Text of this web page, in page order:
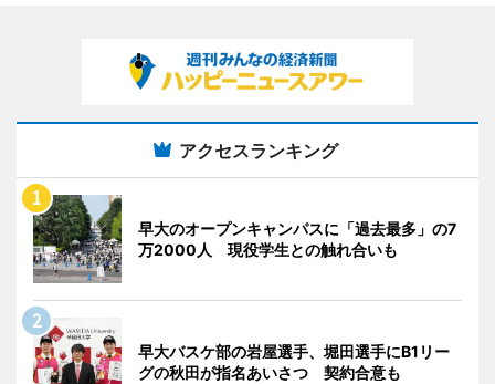
アクセスランキング
早大のオープンキャンパスに「過去最多」の7
万2000人 現役学生との触れ合いも
早大バスケ部の岩屋選手、堀田選手にB1リー
グの秋田が指名あいさつ 契約合意も